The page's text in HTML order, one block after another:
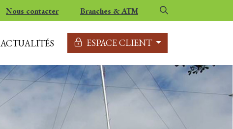
Nous contacter Branches & ATM
ACTUALITÉS ESPACE CLIENT